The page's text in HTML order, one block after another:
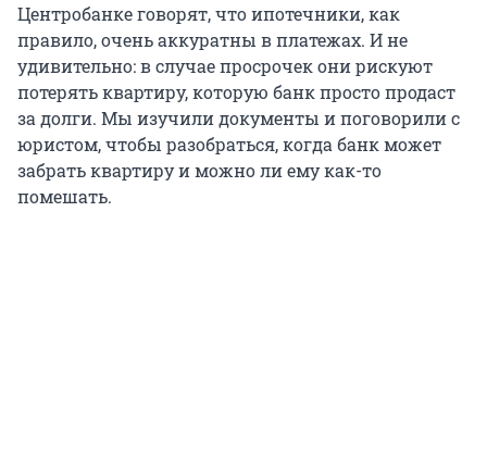
Центробанке говорят, что ипотечники, как
правило, очень аккуратны в платежах. И не
удивительно: в случае просрочек они рискуют
потерять квартиру, которую банк просто продаст
за долги. Мы изучили документы и поговорили с
юристом, чтобы разобраться, когда банк может
забрать квартиру и можно ли ему как-то
помешать.